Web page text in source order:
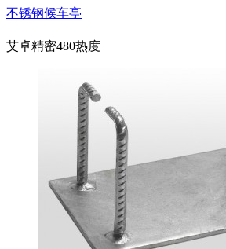
不锈钢候车亭
艾卓精密480热度